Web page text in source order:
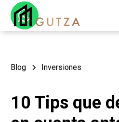
Blog Inversiones
10 Tips que